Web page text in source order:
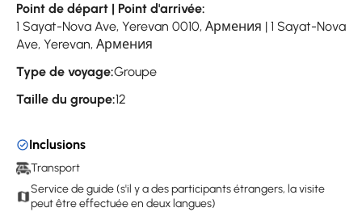
Point de départ | Point d'arrivée:
1 Sayat-Nova Ave, Yerevan 0010, Армения | 1 Sayat-Nova
Ave, Yerevan, Армения
Type de voyage:Groupe
Taille du groupe:12
Inclusions
Transport
Service de guide (s'il y a des participants étrangers, la visite
peut être effectuée en deux langues)